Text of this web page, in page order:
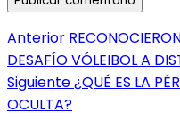
Navegación
de
entradas
Anterior Entrada
anterior:
DESAFÍO VÓLEIBOL A
SiguienteEntrada
¿QUÉ ES LA
OCULTA?